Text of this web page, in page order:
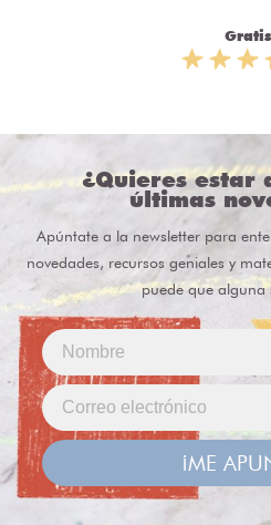
Gratis
¿Quieres estar
últimas
Apúntate a la newsletter para
novedades, recursos geniales y
puede que alguna
¡ME